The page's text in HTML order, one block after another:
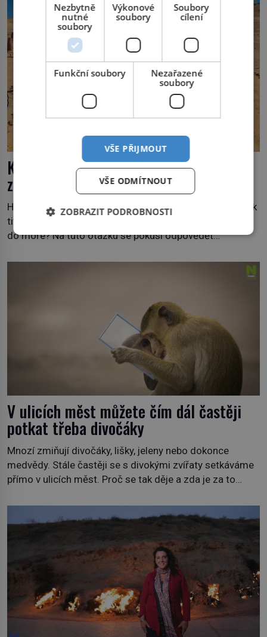
Kdy se velryby přesunuly do moře a
ztratily nohy?
Historie velryb je jedním z největších záhad evoluce. Jak
tito savci, kteří dýchají plícemi, přišli o nohy a vrátili se
do moře? Na tuto otázku se pokusí odpovědět
premiéru ve čtvrtek 29. února ve 20:00 na televizní
V ulicích měst můžete čím dál častěji
potkat třeba divočáky
Mnozí zmiňují divočáky, lišky, jeleny nebo dokonce
medvědy. Stále častěji se s divokými zvířaty setkáváme
přímo v ulicích měst. Proč se tak děje a zda je za to
jiných. My se raději podíváme do jiných zemí a
prozkoumáme, jaká další zvířata po celém světě se
Nezbytně
nutné
soubory
Výkonové
soubory
Soubory
cílení
Funkční soubory
Nezařazené
soubory
VŠE PŘIJMOUT
VŠE ODMÍTNOUT
ZOBRAZIT PODROBNOSTI